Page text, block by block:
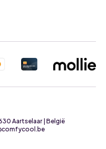
Aartselaar | België